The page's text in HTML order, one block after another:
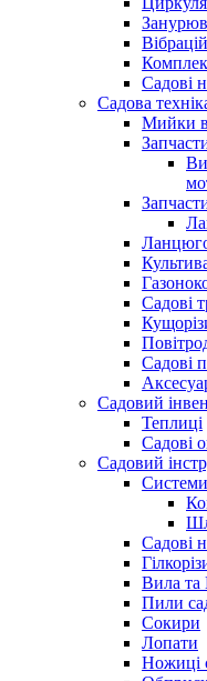
Cадові
Садова
Мийки
Садові
Садові
Садовий
Теплиці
Садові
Садовий
Садові
Вила та
Пили
Сокири
Лопати
Ножиці